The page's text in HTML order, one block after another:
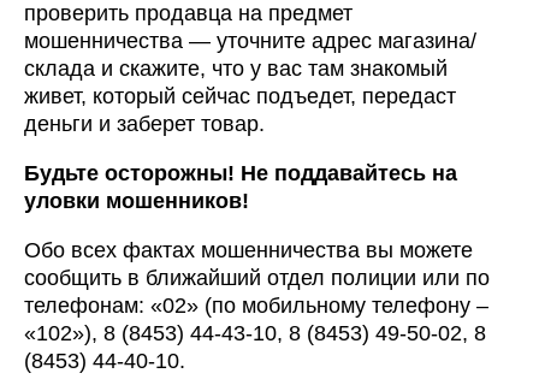
проверить продавца на предмет
мошенничества — уточните адрес магазина/
склада и скажите, что у вас там знакомый
живет, который сейчас подъедет, передаст
деньги и заберет товар.
Будьте осторожны! Не поддавайтесь на
уловки мошенников!
Обо всех фактах мошенничества вы можете
сообщить в ближайший отдел полиции или по
телефонам: «02» (по мобильному телефону –
«102»), 8 (8453) 44-43-10, 8 (8453) 49-50-02, 8
(8453) 44-40-10.